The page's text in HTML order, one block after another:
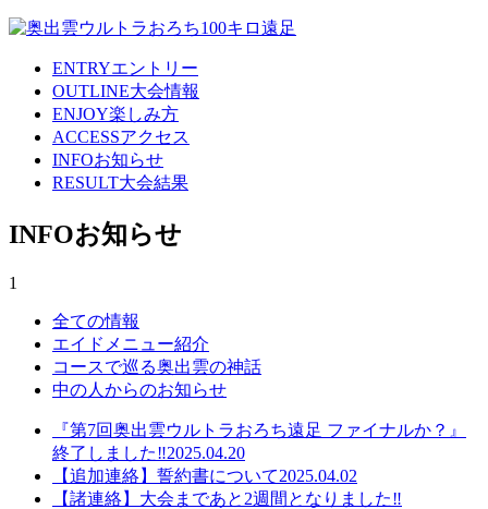
ENTRYエントリー
OUTLINE大会情報
ENJOY楽しみ方
ACCESSアクセス
INFOお知らせ
RESULT大会結果
INFOお知らせ
1
全ての情報
エイドメニュー紹介
コースで巡る奥出雲の神話
中の人からのお知らせ
『第7回奥出雲ウルトラおろち遠足 ファイナルか？』
終了しました‼2025.04.20
【追加連絡】誓約書について2025.04.02
【諸連絡】大会まであと2週間となりました‼